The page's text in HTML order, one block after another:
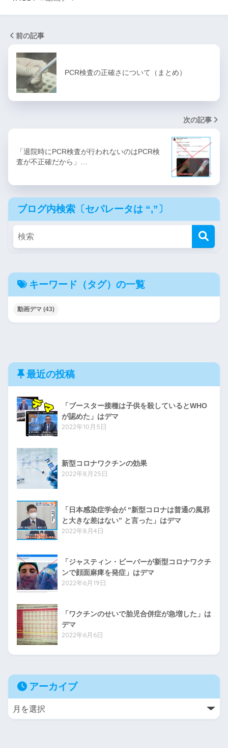
前の記事
PCR検査の正確さについて（まとめ）
次の記事
「退院時にPCR検査が行われないのはPCR検
査が不正確だから」…
ブログ内検索〔セパレータは “,”〕
キーワード（タグ）の一覧
動画デマ (43)
最近の投稿
「ブースター接種は子供を殺しているとWHO
が認めた」はデマ
2022年10月5日
新型コロナワクチンの効果
2022年8月25日
「日本感染症学会が “新型コロナは普通の風邪
と大きな差はない” と言った」はデマ
2022年8月4日
「ジャスティン・ビーバーが新型コロナワクチ
ンで顔面麻痺を発症」はデマ
2022年6月19日
「ワクチンのせいで胎児合併症が急増した」は
デマ
2022年6月6日
アーカイブ